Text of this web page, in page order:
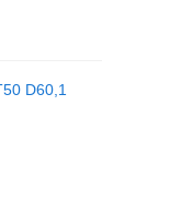
D60,1